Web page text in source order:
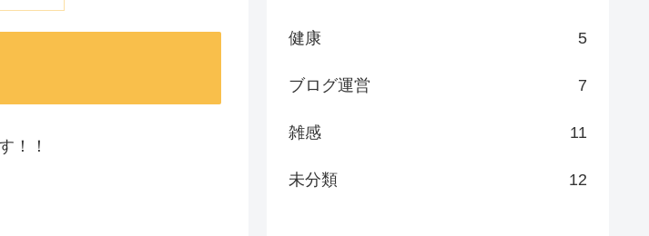
！！
健康 5
ブログ運営 7
雑感 11
未分類 12